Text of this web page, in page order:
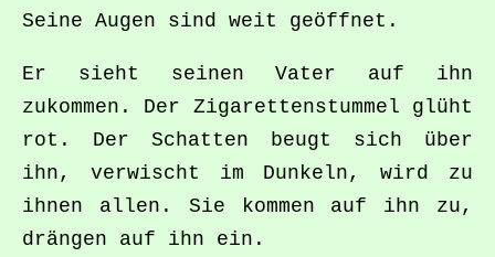
Seine Augen sind weit geöffnet.
Er sieht seinen Vater auf ihn
zukommen. Der Zigarettenstummel glüht
rot. Der Schatten beugt sich über
ihn, verwischt im Dunkeln, wird zu
ihnen allen. Sie kommen auf ihn zu,
drängen auf ihn ein.